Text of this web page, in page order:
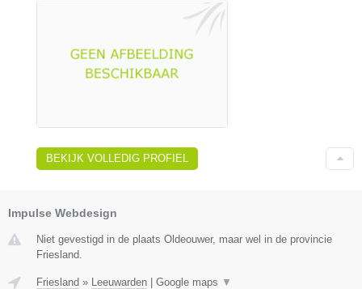
BEKIJK VOLLEDIG PROFIEL
Impulse Webdesign
Niet gevestigd in de plaats Oldeouwer, maar wel in de provincie
Friesland.
Friesland » Leeuwarden | Google maps ▼